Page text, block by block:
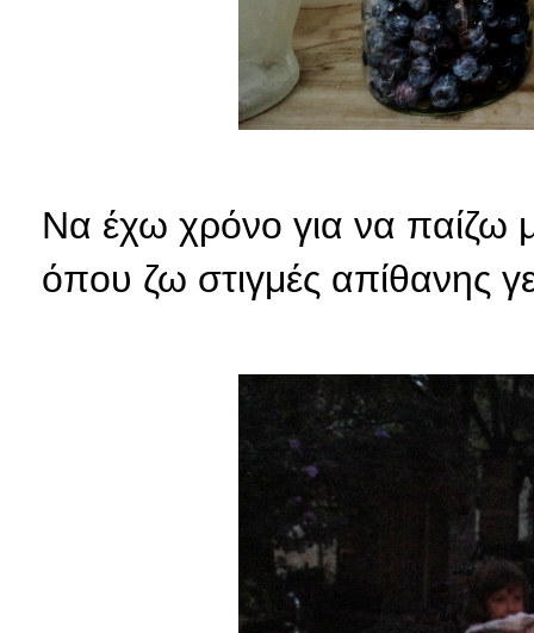
Να έχω χρόνο για να παίζω
όπου ζω στιγμές απίθανης